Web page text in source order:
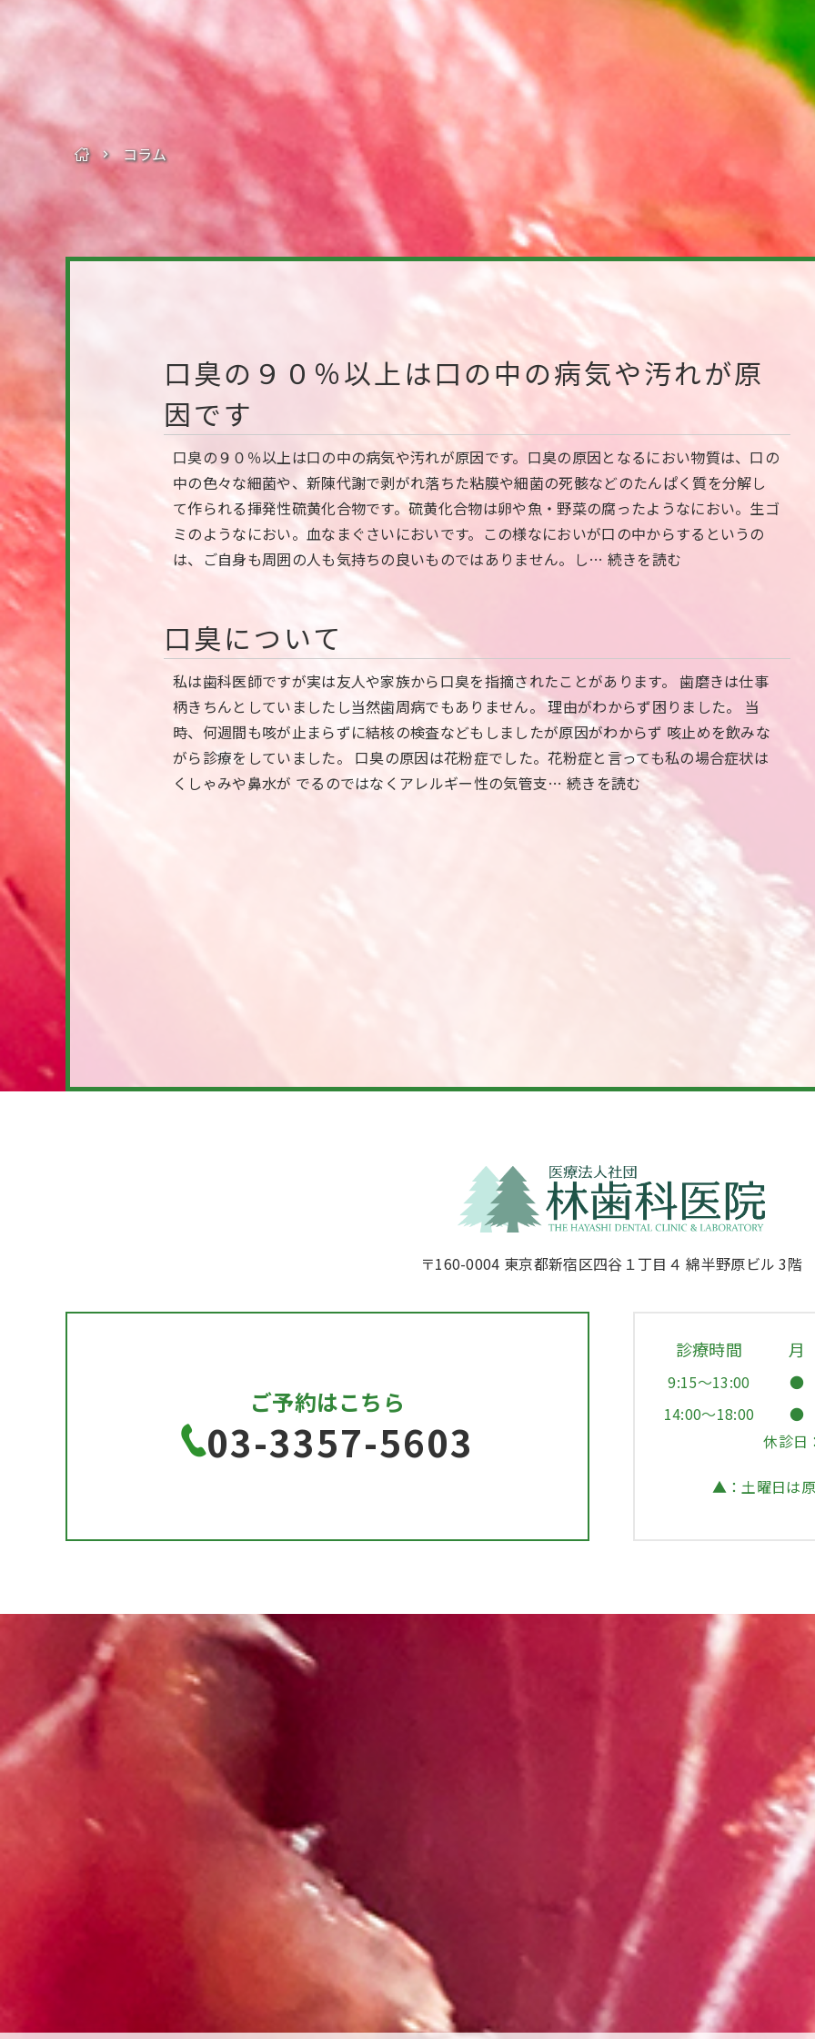
コラム
口臭の９０％以上は口の中の病気や汚れが原
因です
口臭の９０％以上は口の中の病気や汚れが原因です。口臭の原因となるにおい物質は、口の
中の色々な細菌や、新陳代謝で剥がれ落ちた粘膜や細菌の死骸などのたんぱく質を分解し
て作られる揮発性硫黄化合物です。硫黄化合物は卵や魚・野菜の腐ったようなにおい。生ゴ
ミのようなにおい。血なまぐさいにおいです。この様なにおいが口の中からするというの
は、ご自身も周囲の人も気持ちの良いものではありません。し… 続きを読む
口臭について
私は歯科医師ですが実は友人や家族から口臭を指摘されたことがあります。 歯磨きは仕事
柄きちんとしていましたし当然歯周病でもありません。 理由がわからず困りました。 当
時、何週間も咳が止まらずに結核の検査などもしましたが原因がわからず 咳止めを飲みな
がら診療をしていました。 口臭の原因は花粉症でした。花粉症と言っても私の場合症状は
くしゃみや鼻水が でるのではなくアレルギー性の気管支… 続きを読む
〒160-0004 東京都新宿区四谷１丁目４ 綿半野原ビル 3階
ご予約はこちら
03-3357-5603
診療時間 月
9:15～13:00
●
14:00～18:00
●
休診日
▲：土曜日は